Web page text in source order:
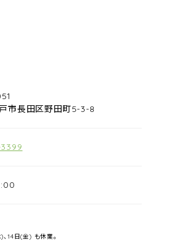
市長田区野田町5-3-8
14日(金) も休業。